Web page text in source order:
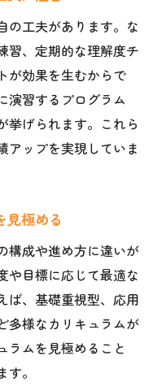
の工夫があります。な
習、定期的な理解度チ
が効果を生むからで
演習するプログラム
挙げられます。これら
アップを実現していま
見極める
構成や進め方に違いが
や目標に応じて最適な
ば、基礎重視型、応用
多様なカリキュラムが
ラムを見極めること
。